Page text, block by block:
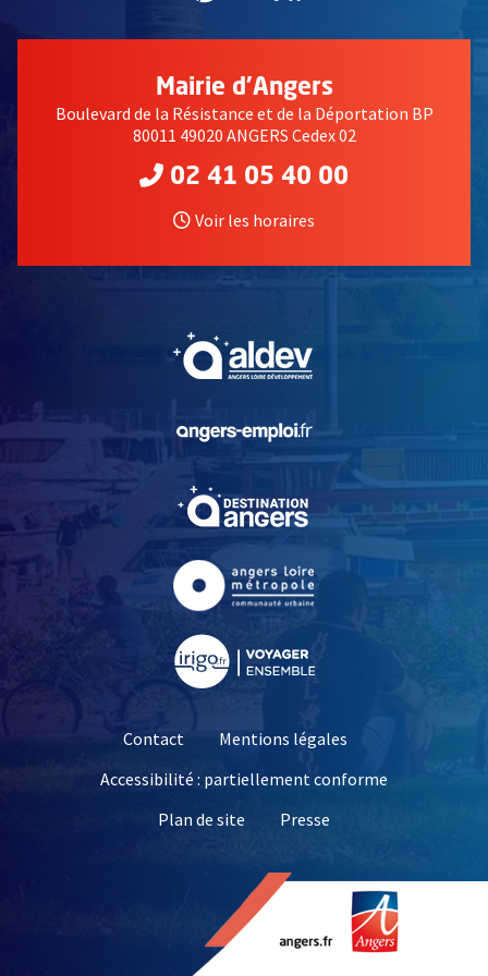
Mairie d'Angers
Boulevard de la Résistance et de la Déportation BP
80011 49020 ANGERS Cedex 02
02 41 05 40 00
Voir les horaires
, Ouvre une nouvelle
, Ouvre une nouvelle
Contact
Mentions légales
Accessibilité : partiellement conforme
Plan de site
Presse